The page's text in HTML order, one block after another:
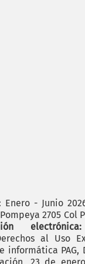
Enero - Junio
2705 Col
al Uso
informática PAG,